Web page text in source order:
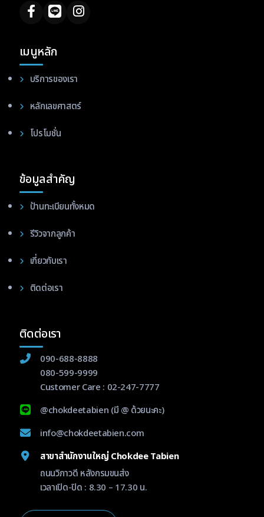
เมนูหลัก
บริการของเรา
หลักเลขศาสตร์
โปรโมชั่น
ข้อมูลสำคัญ
ป้านทะเบียนทั้งหมด
รีวิวจากลูกค้า
เกี่ยวกับเรา
ติดต่อเรา
ติดต่อเรา
090-688-8888
080-599-9999
Customer Care : 02-247-7777
@chokdeetabien (มี @ ด้วยนะคะ)
info@chokdeetabien.com
สาขาสำนักงานใหญ่ Chokdee Tabien
ถนนวิภาวดี หลังกรมขนส่ง
เวลาเปิด-ปิด : 8.30 – 17.30 น.